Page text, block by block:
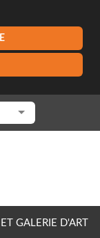
GALERIE D'ART